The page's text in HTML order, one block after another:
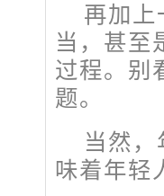
再加
当，甚至
过程。别
题。
当然
味着年轻